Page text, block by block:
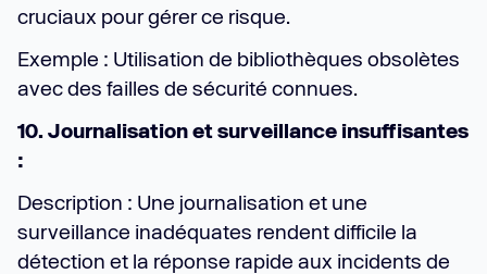
cruciaux pour gérer ce risque.
Exemple : Utilisation de bibliothèques obsolètes
avec des failles de sécurité connues.
10. Journalisation et surveillance insuffisantes
:
Description : Une journalisation et une
surveillance inadéquates rendent difficile la
détection et la réponse rapide aux incidents de